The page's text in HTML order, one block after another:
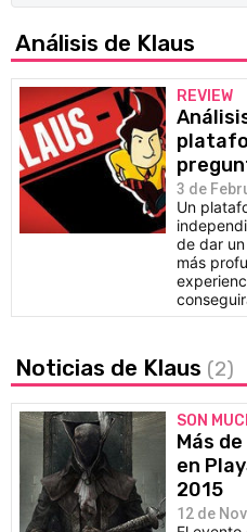
Análisis de Klaus
REVIEW
3 de
Un
de dar
más
Noticias de Klaus (2)
SON
Más
en
2015
12 de